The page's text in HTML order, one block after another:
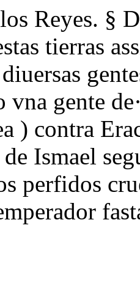
Reyes. §
tierras
gente
) contra
Ismael
perfidos